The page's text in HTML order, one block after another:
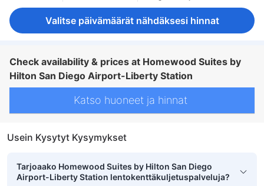
Valitse päivämäärät nähdäksesi hinnat
Check availability & prices at Homewood Suites by
Hilton San Diego Airport-Liberty Station
Katso huoneet ja hinnat
Usein Kysytyt Kysymykset
Tarjoaako Homewood Suites by Hilton San Diego
Airport-Liberty Station lentokenttäkuljetuspalveluja?